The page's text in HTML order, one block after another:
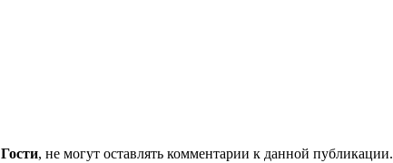
Гости, не могут оставлять комментарии к данной публикации.